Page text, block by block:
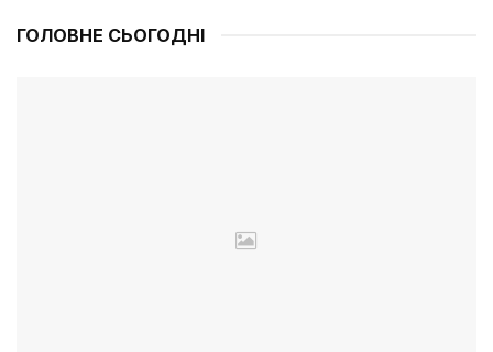
ГОЛОВНЕ СЬОГОДНІ